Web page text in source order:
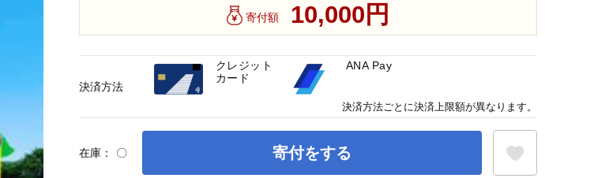
寄付額 10,000円
在庫： 〇 寄付をする
決済方法
クレジット
カード
ANA Pay
決済方法ごとに決済上限額が異なります。